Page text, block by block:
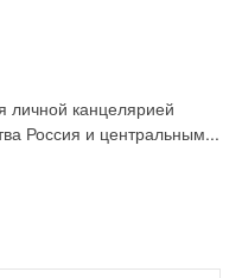
личной канцелярией
Россия и центральным...